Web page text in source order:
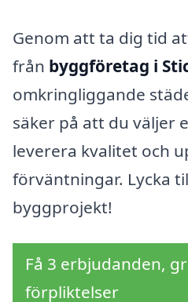
Genom att ta dig tid
från byggföretag i
omkringliggande
säker på att du väljer
leverera kvalitet och
förväntningar. Lycka
byggprojekt!
Få 3 erbjudanden,
förpliktelser